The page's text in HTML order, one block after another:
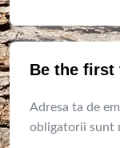
Be the first
Adresa ta de
obligatorii sunt